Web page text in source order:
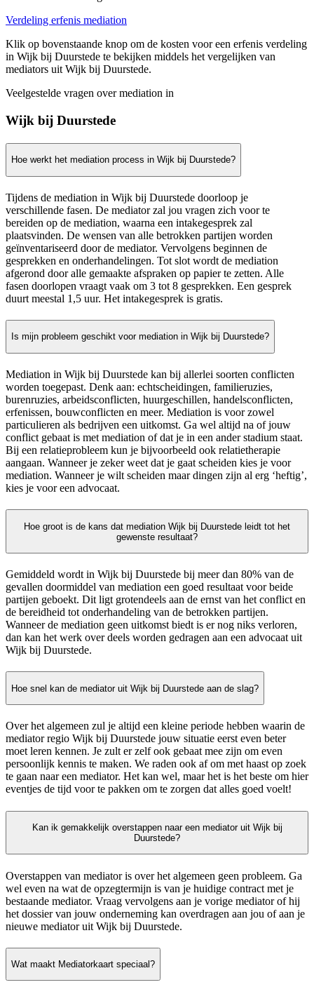
Verdeling erfenis mediation
Klik op bovenstaande knop om de kosten voor een erfenis verdeling
in Wijk bij Duurstede te bekijken middels het vergelijken van
mediators uit Wijk bij Duurstede.
Veelgestelde vragen over mediation in
Wijk bij Duurstede
Hoe werkt het mediation process in Wijk bij Duurstede?
Tijdens de mediation in Wijk bij Duurstede doorloop je
verschillende fasen. De mediator zal jou vragen zich voor te
bereiden op de mediation, waarna een intakegesprek zal
plaatsvinden. De wensen van alle betrokken partijen worden
geïnventariseerd door de mediator. Vervolgens beginnen de
gesprekken en onderhandelingen. Tot slot wordt de mediation
afgerond door alle gemaakte afspraken op papier te zetten. Alle
fasen doorlopen vraagt vaak om 3 tot 8 gesprekken. Een gesprek
duurt meestal 1,5 uur. Het intakegesprek is gratis.
Is mijn probleem geschikt voor mediation in Wijk bij Duurstede?
Mediation in Wijk bij Duurstede kan bij allerlei soorten conflicten
worden toegepast. Denk aan: echtscheidingen, familieruzies,
burenruzies, arbeidsconflicten, huurgeschillen, handelsconflicten,
erfenissen, bouwconflicten en meer. Mediation is voor zowel
particulieren als bedrijven een uitkomst. Ga wel altijd na of jouw
conflict gebaat is met mediation of dat je in een ander stadium staat.
Bij een relatieprobleem kun je bijvoorbeeld ook relatietherapie
aangaan. Wanneer je zeker weet dat je gaat scheiden kies je voor
mediation. Wanneer je wilt scheiden maar dingen zijn al erg ‘heftig’,
kies je voor een advocaat.
Hoe groot is de kans dat mediation Wijk bij Duurstede leidt tot het
gewenste resultaat?
Gemiddeld wordt in Wijk bij Duurstede bij meer dan 80% van de
gevallen doormiddel van mediation een goed resultaat voor beide
partijen geboekt. Dit ligt grotendeels aan de ernst van het conflict en
de bereidheid tot onderhandeling van de betrokken partijen.
Wanneer de mediation geen uitkomst biedt is er nog niks verloren,
dan kan het werk over deels worden gedragen aan een advocaat uit
Wijk bij Duurstede.
Hoe snel kan de mediator uit Wijk bij Duurstede aan de slag?
Over het algemeen zul je altijd een kleine periode hebben waarin de
mediator regio Wijk bij Duurstede jouw situatie eerst even beter
moet leren kennen. Je zult er zelf ook gebaat mee zijn om even
persoonlijk kennis te maken. We raden ook af om met haast op zoek
te gaan naar een mediator. Het kan wel, maar het is het beste om hier
eventjes de tijd voor te pakken om te zorgen dat alles goed voelt!
Kan ik gemakkelijk overstappen naar een mediator uit Wijk bij
Duurstede?
Overstappen van mediator is over het algemeen geen probleem. Ga
wel even na wat de opzegtermijn is van je huidige contract met je
bestaande mediator. Vraag vervolgens aan je vorige mediator of hij
het dossier van jouw onderneming kan overdragen aan jou of aan je
nieuwe mediator uit Wijk bij Duurstede.
Wat maakt Mediatorkaart speciaal?